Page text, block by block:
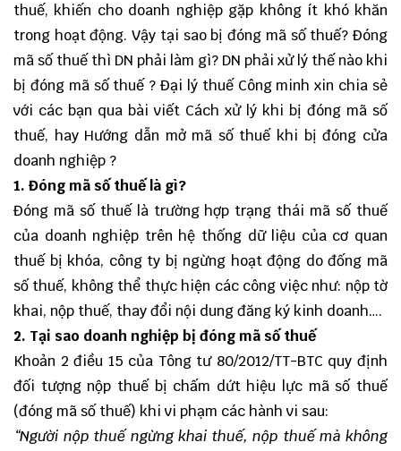
thuế, khiến cho doanh nghiệp gặp không ít khó khăn
trong hoạt động. Vậy tại sao bị đóng mã số thuế? Đóng
mã số thuế thì DN phải làm gì? DN phải xử lý thế nào khi
bị đóng mã số thuế ?Đại lý thuế Công minh xin chia sẻ
với các bạn qua bài viết Cách xử lý khi bị đóng mã số
thuế, hay Hướng dẫn mở mã số thuế khi bị đóng cửa
doanh nghiệp ?
1. Đóng mã số thuế là gì?
Đóng mã số thuế là trường hợp trạng thái mã số thuế
của doanh nghiệp trên hệ thống dữ liệu của cơ quan
thuế bị khóa, công ty bị ngừng hoạt động do đống mã
số thuế, không thể thực hiện các công việc như: nộp tờ
khai, nộp thuế, thay đổi nội dung đăng ký kinh doanh….
2. Tại sao doanh nghiệp bị đóng mã số thuế
Khoản 2 điều 15 của Tông tư 80/2012/TT-BTC quy định
đối tượng nộp thuế bị chấm dứt hiệu lực mã số thuế
(đóng mã số thuế) khi vi phạm các hành vi sau:
“Người nộp thuế ngừng khai thuế, nộp thuế mà không